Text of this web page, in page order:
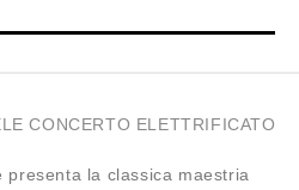
CONCERTO ELETTRIFICATO
presenta la classica maestria